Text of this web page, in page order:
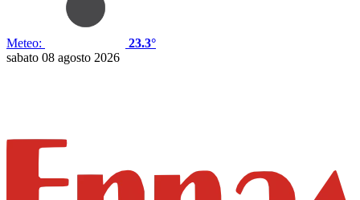
Meteo:
23.3°
sabato 08 agosto 2026